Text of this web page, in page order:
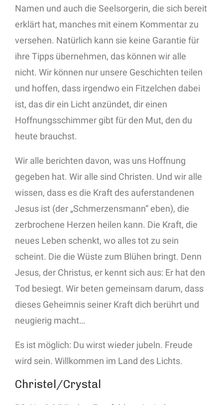
Namen und auch die Seelsorgerin, die sich bereit
erklärt hat, manches mit einem Kommentar zu
versehen. Natürlich kann sie keine Garantie für
ihre Tipps übernehmen, das können wir alle
nicht. Wir können nur unsere Geschichten teilen
und hoffen, dass irgendwo ein Fitzelchen dabei
ist, das dir ein Licht anzündet, dir einen
Hoffnungsschimmer gibt für den Mut, den du
heute brauchst.
Wir alle berichten davon, was uns Hoffnung
gegeben hat. Wir alle sind Christen. Und wir alle
wissen, dass es die Kraft des auferstandenen
Jesus ist (der „Schmerzensmann“ eben), die
zerbrochene Herzen heilen kann. Die Kraft, die
neues Leben schenkt, wo alles tot zu sein
scheint. Die die Wüste zum Blühen bringt. Denn
Jesus, der Christus, er kennt sich aus: Er hat den
Tod besiegt. Wir beten gemeinsam darum, dass
dieses Geheimnis seiner Kraft dich berührt und
neugierig macht…
Es ist möglich: Du wirst wieder jubeln. Freude
wird sein. Willkommen im Land des Lichts.
Christel/Crystal